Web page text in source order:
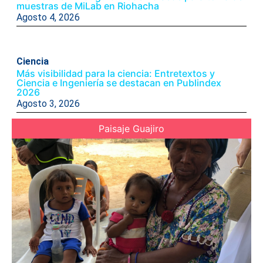
muestras de MiLab en Riohacha
Agosto 4, 2026
Ciencia
Más visibilidad para la ciencia: Entretextos y
Ciencia e Ingeniería se destacan en Publindex
2026
Agosto 3, 2026
Paisaje Guajiro